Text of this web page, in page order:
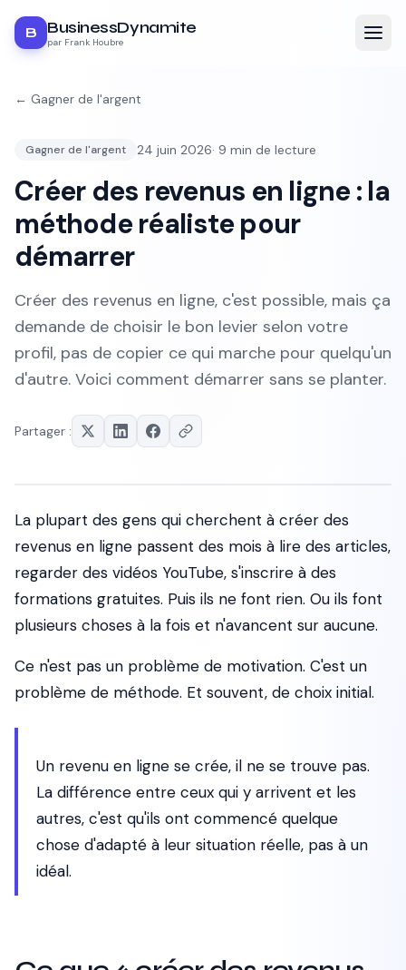
B BusinessDynamite
par Frank Houbre
← Gagner de l'argent
Gagner de l'argent 24 juin 2026· 9 min de lecture
Créer des revenus en ligne : la
méthode réaliste pour
démarrer
Créer des revenus en ligne, c'est possible, mais ça
demande de choisir le bon levier selon votre
profil, pas de copier ce qui marche pour quelqu'un
d'autre. Voici comment démarrer sans se planter.
Partager :
La plupart des gens qui cherchent à créer des
revenus en ligne passent des mois à lire des articles,
regarder des vidéos YouTube, s'inscrire à des
formations gratuites. Puis ils ne font rien. Ou ils font
plusieurs choses à la fois et n'avancent sur aucune.
Ce n'est pas un problème de motivation. C'est un
problème de méthode. Et souvent, de choix initial.
Un revenu en ligne se crée, il ne se trouve pas.
La différence entre ceux qui y arrivent et les
autres, c'est qu'ils ont commencé quelque
chose d'adapté à leur situation réelle, pas à un
idéal.